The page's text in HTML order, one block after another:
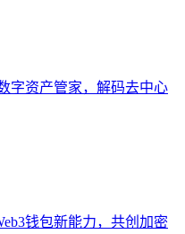
字资产管家，解码去中心
钱包新能力，共创加密